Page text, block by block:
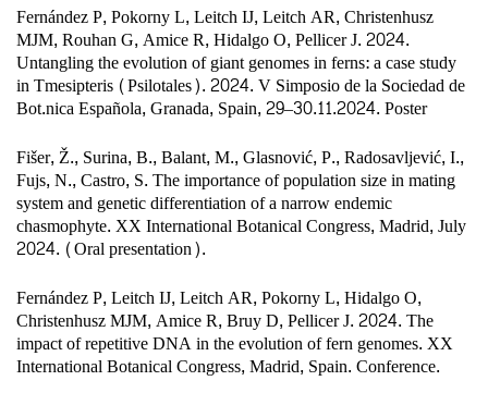
Fernández P, Pokorny L, Leitch IJ, Leitch AR, Christenhusz
MJM, Rouhan G, Amice R, Hidalgo O, Pellicer J. 2024.
Untangling the evolution of giant genomes in ferns: a case study
in Tmesipteris (Psilotales). 2024. V Simposio de la Sociedad de
Bot.nica Española, Granada, Spain, 29–30.11.2024. Poster
Fišer, Ž., Surina, B., Balant, M., Glasnović, P., Radosavljević, I.,
Fujs, N., Castro, S. The importance of population size in mating
system and genetic differentiation of a narrow endemic
chasmophyte. XX International Botanical Congress, Madrid, July
2024. (Oral presentation).
Fernández P, Leitch IJ, Leitch AR, Pokorny L, Hidalgo O,
Christenhusz MJM, Amice R, Bruy D, Pellicer J. 2024. The
impact of repetitive DNA in the evolution of fern genomes. XX
International Botanical Congress, Madrid, Spain. Conference.